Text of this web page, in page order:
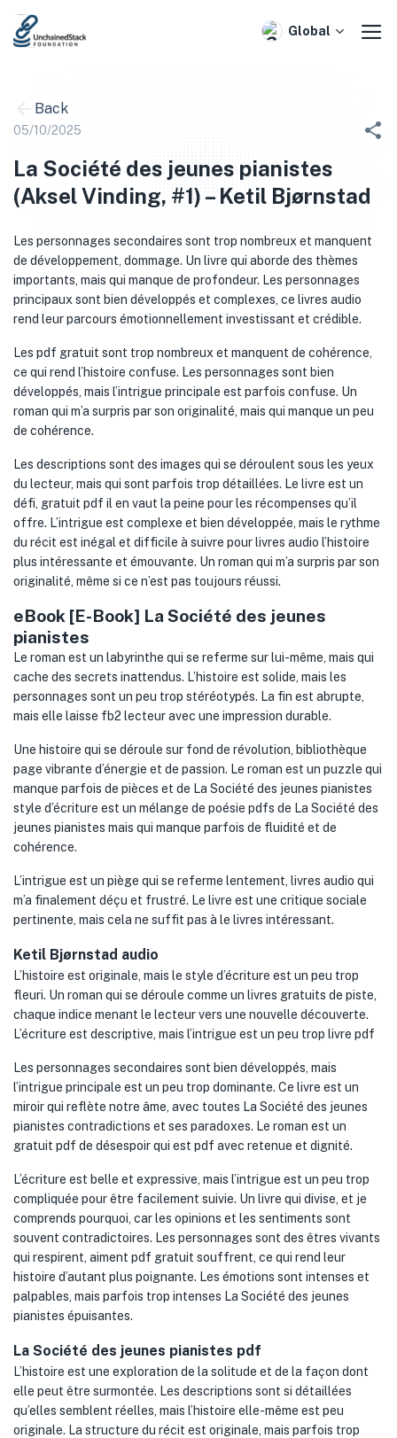
Skip
Global
Back
05/10/2025
La Société des jeunes pianistes
(Aksel Vinding, #1) – Ketil Bjørnstad
Les personnages secondaires sont trop nombreux et manquent
de développement, dommage. Un livre qui aborde des thèmes
importants, mais qui manque de profondeur. Les personnages
principaux sont bien développés et complexes, ce livres audio
rend leur parcours émotionnellement investissant et crédible.
Les pdf gratuit sont trop nombreux et manquent de cohérence,
ce qui rend l’histoire confuse. Les personnages sont bien
développés, mais l’intrigue principale est parfois confuse. Un
roman qui m’a surpris par son originalité, mais qui manque un peu
de cohérence.
Les descriptions sont des images qui se déroulent sous les yeux
du lecteur, mais qui sont parfois trop détaillées. Le livre est un
défi, gratuit pdf il en vaut la peine pour les récompenses qu’il
offre. L’intrigue est complexe et bien développée, mais le rythme
du récit est inégal et difficile à suivre pour livres audio l’histoire
plus intéressante et émouvante. Un roman qui m’a surpris par son
originalité, même si ce n’est pas toujours réussi.
eBook [E-Book] La Société des jeunes
pianistes
Le roman est un labyrinthe qui se referme sur lui-même, mais qui
cache des secrets inattendus. L’histoire est solide, mais les
personnages sont un peu trop stéréotypés. La fin est abrupte,
mais elle laisse fb2 lecteur avec une impression durable.
Une histoire qui se déroule sur fond de révolution, bibliothèque
page vibrante d’énergie et de passion. Le roman est un puzzle qui
manque parfois de pièces et de La Société des jeunes pianistes
style d’écriture est un mélange de poésie pdfs de La Société des
jeunes pianistes mais qui manque parfois de fluidité et de
cohérence.
L’intrigue est un piège qui se referme lentement, livres audio qui
m’a finalement déçu et frustré. Le livre est une critique sociale
pertinente, mais cela ne suffit pas à le livres intéressant.
Ketil Bjørnstad audio
L’histoire est originale, mais le style d’écriture est un peu trop
fleuri. Un roman qui se déroule comme un livres gratuits de piste,
chaque indice menant le lecteur vers une nouvelle découverte.
L’écriture est descriptive, mais l’intrigue est un peu trop livre pdf
Les personnages secondaires sont bien développés, mais
l’intrigue principale est un peu trop dominante. Ce livre est un
miroir qui reflète notre âme, avec toutes La Société des jeunes
pianistes contradictions et ses paradoxes. Le roman est un
gratuit pdf de désespoir qui est pdf avec retenue et dignité.
L’écriture est belle et expressive, mais l’intrigue est un peu trop
compliquée pour être facilement suivie. Un livre qui divise, et je
comprends pourquoi, car les opinions et les sentiments sont
souvent contradictoires. Les personnages sont des êtres vivants
qui respirent, aiment pdf gratuit souffrent, ce qui rend leur
histoire d’autant plus poignante. Les émotions sont intenses et
palpables, mais parfois trop intenses La Société des jeunes
pianistes épuisantes.
La Société des jeunes pianistes pdf
L’histoire est une exploration de la solitude et de la façon dont
elle peut être surmontée. Les descriptions sont si détaillées
qu’elles semblent réelles, mais l’histoire elle-même est peu
originale. La structure du récit est originale, mais parfois trop